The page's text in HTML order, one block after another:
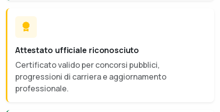
Attestato ufficiale riconosciuto
Certificato valido per concorsi pubblici,
progressioni di carriera e aggiornamento
professionale.